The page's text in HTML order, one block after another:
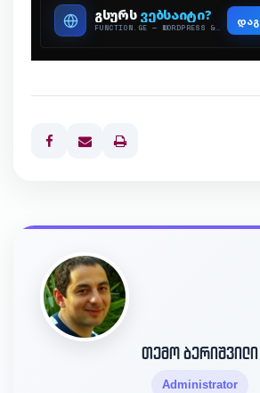
Print
თემო ბერიშვილი
Administrator